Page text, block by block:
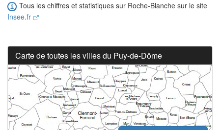
Tous les chiffres et statistiques sur Roche-Blanche sur le site
Insee.fr
Carte de toutes les villes du Puy-de-Dôme